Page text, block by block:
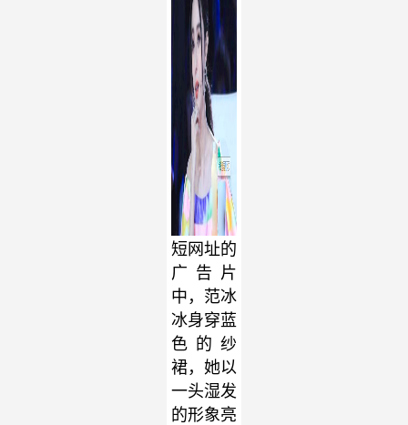
短网址的
广告片
中，范冰
冰身穿蓝
色的纱
裙，她以
一头湿发
的形象亮